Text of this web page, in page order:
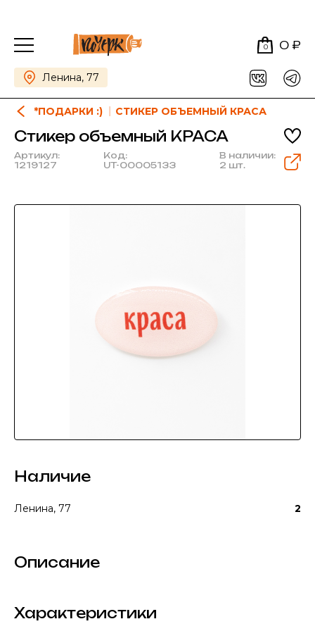
0 0 ₽
Ленина, 77
*ПОДАРКИ :) СТИКЕР ОБЪЕМНЫЙ КРАСА
Стикер объемный КРАСА
Артикул:
1219127
Код:
UT-00005133
В наличии:
2 шт.
Наличие
Ленина, 77 2
Описание
Характеристики